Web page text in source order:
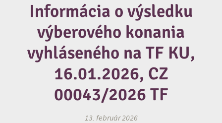
Informácia o výsledku
výberového konania
vyhláseného na TF KU,
16.01.2026, CZ
00043/2026 TF
13. február 2026